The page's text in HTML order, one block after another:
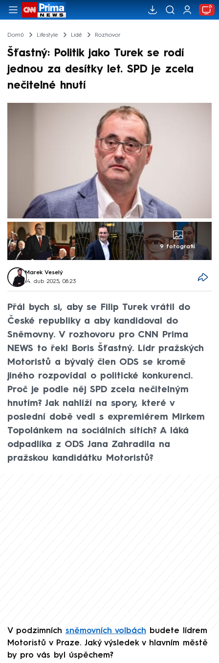
Domů Lifestyle Lidé Rozhovor
Šťastný: Politik jako Turek se rodí
jednou za desítky let. SPD je zcela
nečitelné hnutí
9 fotografií
Marek Veselý
14. dub 2025, 08:23
Přál bych si, aby se Filip Turek vrátil do
České republiky a aby kandidoval do
Sněmovny. V rozhovoru pro CNN Prima
NEWS to řekl Boris Šťastný. Lídr pražských
Motoristů a bývalý člen ODS se kromě
jiného rozpovídal o politické konkurenci.
Proč je podle něj SPD zcela nečitelným
hnutím? Jak nahlíží na spory, které v
poslední době vedl s expremiérem Mirkem
Topolánkem na sociálních sítích? A láká
odpadlíka z ODS Jana Zahradila na
pražskou kandidátku Motoristů?
V podzimních sněmovních volbách budete lídrem
Motoristů v Praze. Jaký výsledek v hlavním městě
by pro vás byl úspěchem?